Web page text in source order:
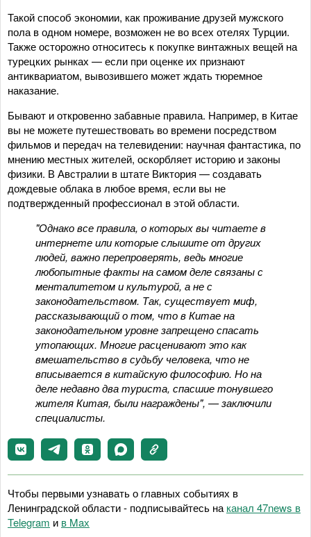
Такой способ экономии, как проживание друзей мужского
пола в одном номере, возможен не во всех отелях Турции.
Также осторожно относитесь к покупке винтажных вещей на
турецких рынках — если при оценке их признают
антиквариатом, вывозившего может ждать тюремное
наказание.
Бывают и откровенно забавные правила. Например, в Китае
вы не можете путешествовать во времени посредством
фильмов и передач на телевидении: научная фантастика, по
мнению местных жителей, оскорбляет историю и законы
физики. В Австралии в штате Виктория — создавать
дождевые облака в любое время, если вы не
подтвержденный профессионал в этой области.
"Однако все правила, о которых вы читаете в
интернете или которые слышите от других
людей, важно перепроверять, ведь многие
любопытные факты на самом деле связаны с
менталитетом и культурой, а не с
законодательством. Так, существует миф,
рассказывающий о том, что в Китае на
законодательном уровне запрещено спасать
утопающих. Многие расценивают это как
вмешательство в судьбу человека, что не
вписывается в китайскую философию. Но на
деле недавно два туриста, спасшие тонувшего
жителя Китая, были награждены", — заключили
специалисты.
Чтобы первыми узнавать о главных событиях в
Ленинградской области - подписывайтесь на канал 47news в
Telegram и в Maх